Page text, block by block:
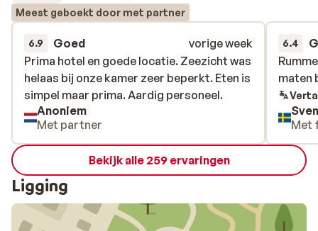
Meest geboekt door met partner
6.9 Goed
vorige week
Prima hotel en goede locatie. Zeezicht was
helaas bij onze kamer zeer beperkt. Eten is
simpel maar prima. Aardig personeel.
Prima hotel en goede locatie. Zeezicht was
helaas bij onze kamer zeer beperkt. Eten is
simpel maar prima. Aardig personeel.
Anoniem
Met partner
6.4
maten
maten
Met
Bekijk alle 259 ervaringen
Ligging